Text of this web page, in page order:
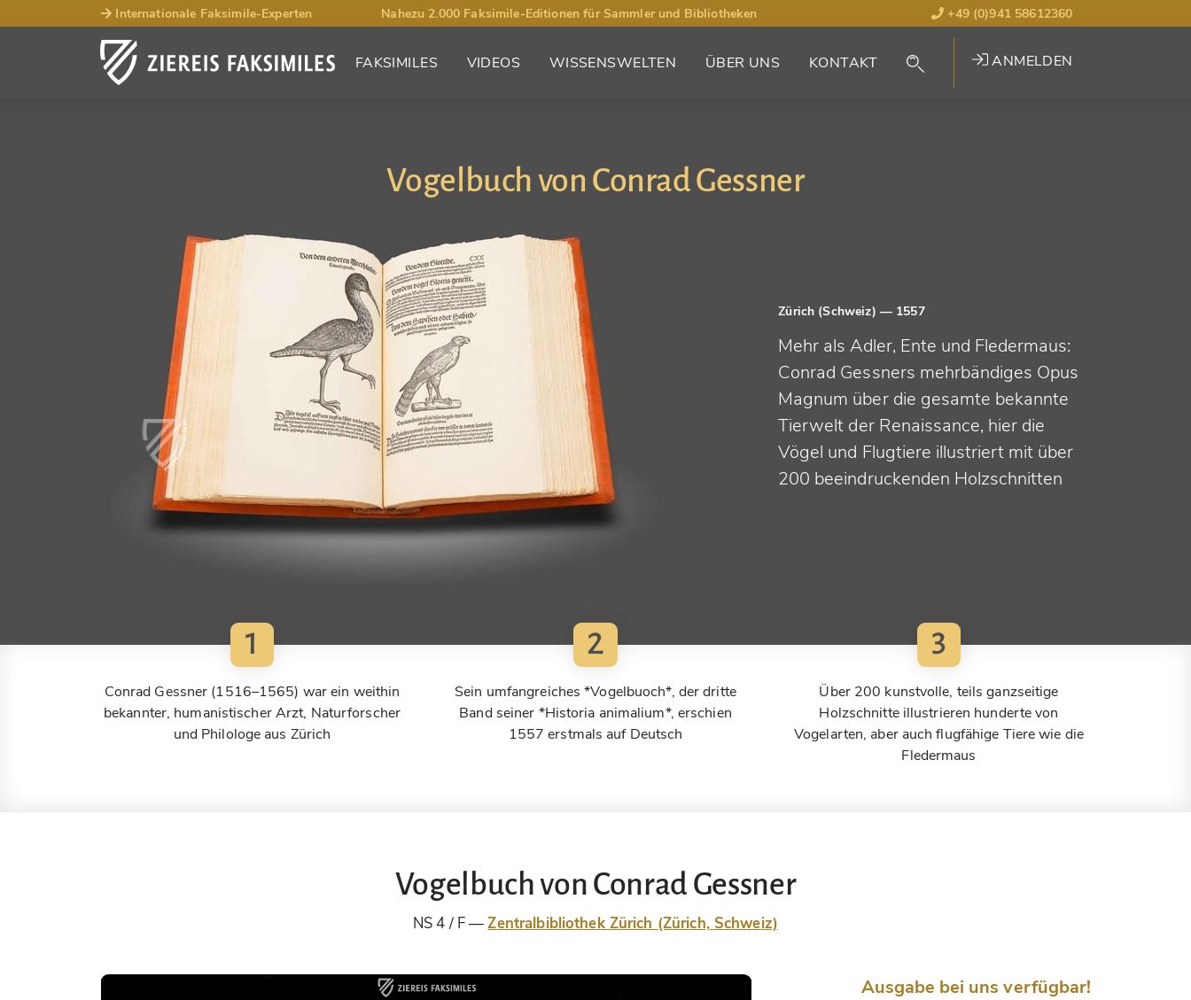
Internationale Faksimile-Experten Nahezu 2.000 Faksimile-Editionen für Sammler und Bibliotheken +49 (0)941 58612360
FAKSIMILES VIDEOS WISSENSWELTEN ÜBER UNS KONTAKT ANMELDEN
Vogelbuch von Conrad Gessner
Zürich (Schweiz) — 1557
Mehr als Adler, Ente und Fledermaus:
Conrad Gessners mehrbändiges Opus
Magnum über die gesamte bekannte
Tierwelt der Renaissance, hier die
Vögel und Flugtiere illustriert mit über
200 beeindruckenden Holzschnitten
1
Conrad Gessner (1516–1565) war ein weithin
bekannter, humanistischer Arzt, Naturforscher
und Philologe aus Zürich
2
Sein umfangreiches *Vogelbuoch*, der dritte
Band seiner *Historia animalium*, erschien
1557 erstmals auf Deutsch
3
Über 200 kunstvolle, teils ganzseitige
Holzschnitte illustrieren hunderte von
Vogelarten, aber auch flugfähige Tiere wie die
Fledermaus
Vogelbuch von Conrad Gessner
NS 4 / F Zentralbibliothek Zürich (Zürich, Schweiz)
Ausgabe bei uns verfügbar!